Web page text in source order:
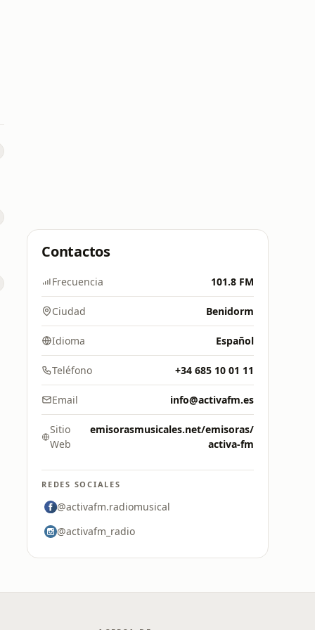
Contactos
Frecuencia 101.8 FM
Ciudad Benidorm
Idioma Español
Teléfono +34 685 10 01 11
Email info@activafm.es
Sitio
Web
emisorasmusicales.net/emisoras/
activa-fm
REDES SOCIALES
@activafm.radiomusical
@activafm_radio